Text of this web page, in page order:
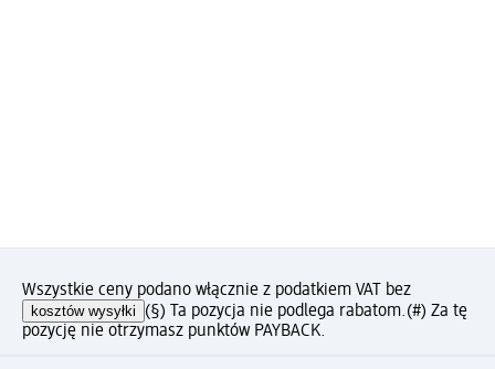
Wszystkie ceny podano włącznie z podatkiem VAT bez
kosztów wysyłki (§) Ta pozycja nie podlega rabatom.(#) Za tę
pozycję nie otrzymasz punktów PAYBACK.